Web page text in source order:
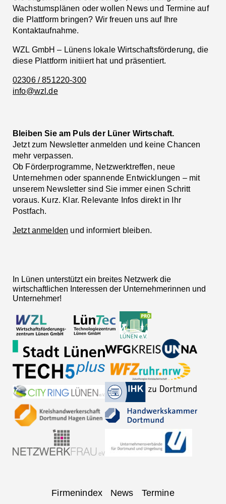
Wachstumsplänen oder wollen News und Termine auf
die Plattform bringen? Wir freuen uns auf Ihre
Kontaktaufnahme.
WZL GmbH – Lünens lokale Wirtschaftsförderung, die
diese Plattform initiiert hat und präsentiert.
02306 / 851220-300
info@wzl.de
Bleiben Sie am Puls der Lüner Wirtschaft.
Jetzt zum Newsletter anmelden und keine Chancen
mehr verpassen.
Ob Förderprogramme, Netzwerktreffen, neue
Unternehmen oder spannende Entwicklungen – mit
unserem Newsletter sind Sie immer einen Schritt
voraus. Kurz. Klar. Relevante Infos direkt in Ihr
Postfach.
Jetzt anmelden und informiert bleiben.
In Lünen unterstützt ein breites Netzwerk die
wirtschaftlichen Interessen der Unternehmerinnen und
Unternehmer!
Firmenindex News Termine